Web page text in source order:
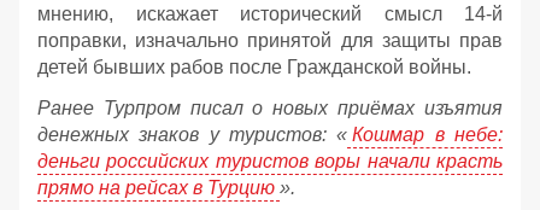
мнению, искажает исторический смысл 14-й
поправки, изначально принятой для защиты прав
детей бывших рабов после Гражданской войны.
Ранее Турпром писал о новых приёмах изъятия
денежных знаков у туристов: « Кошмар в небе:
деньги российских туристов воры начали красть
прямо на рейсах в Турцию ».